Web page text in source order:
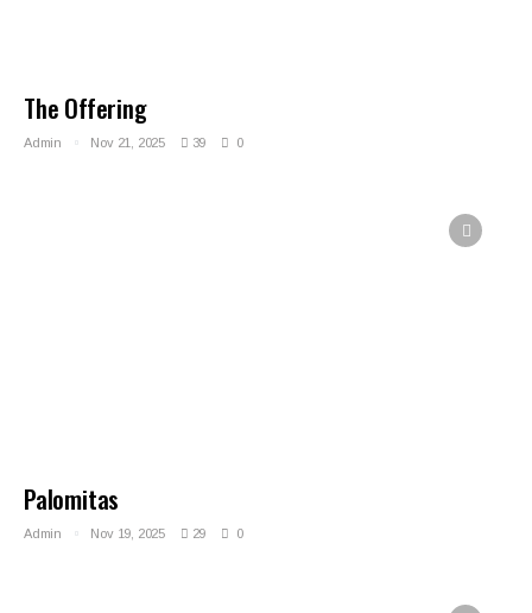
The Offering
Admin Nov 21, 2025 39 0
Palomitas
Admin Nov 19, 2025 29 0